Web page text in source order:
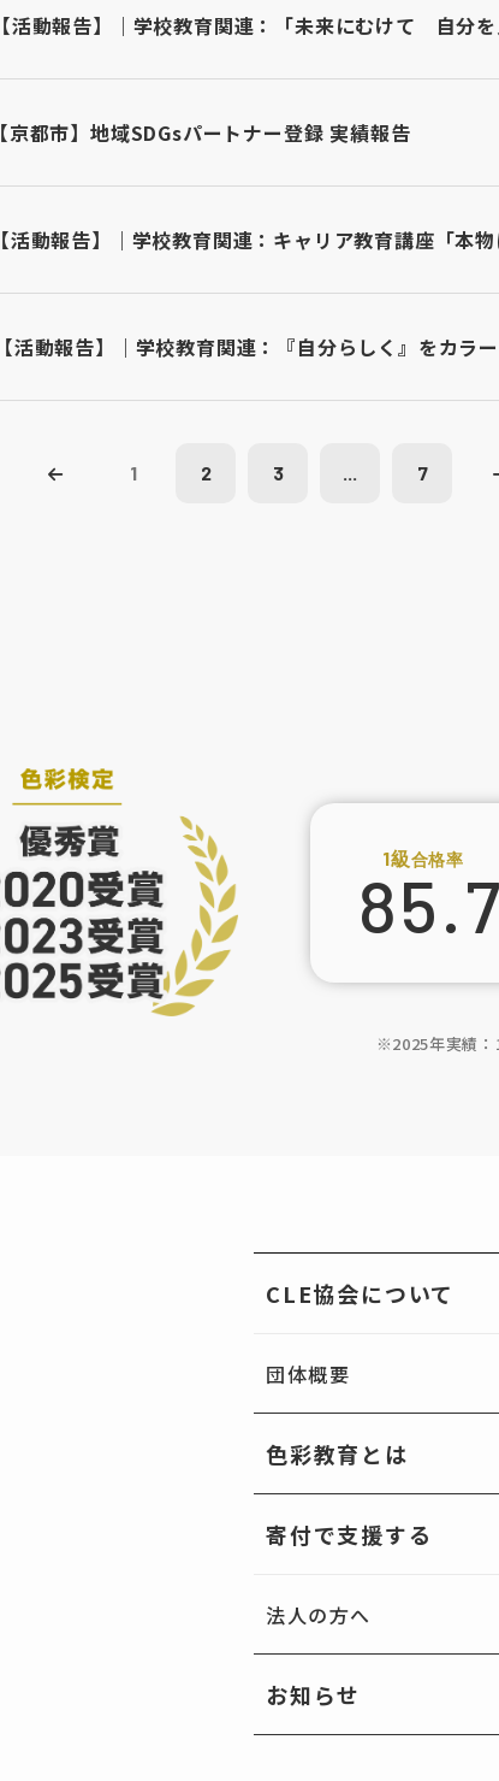
【活動報告】｜学校教育関連：「未来にむけて 自分を
【京都市】地域SDGsパートナー登録 実績報告
【活動報告】｜学校教育関連：キャリア教育講座「本物
【活動報告】｜学校教育関連：『自分らしく』をカラ
1 2 3 ... 7
1級合格率
85.7
※2025年実績
CLE協会について
団体概要
色彩教育とは
寄付で支援する
法人の方へ
お知らせ